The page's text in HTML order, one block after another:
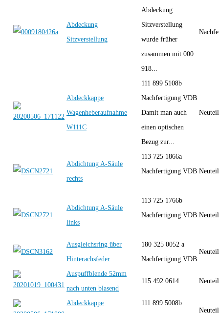
Abdeckung
Sitzverstellung
Abdeckung
Sitzverstellung
wurde früher
zusammen mit 000
918...
Abdeckkappe
Wagenheberaufnahme
W111C
111 899 5108b
Nachfertigung VDB
Damit man auch
einen optischen
Bezug zur...
Abdichtung A-Säule
rechts
113 725 1866a
Nachfertigung VDB
Abdichtung A-Säule
links
113 725 1766b
Nachfertigung VDB
Ausgleichsring über
Hinterachsfeder
180 325 0052 a
Nachfertigung VDB
Auspuffblende 52mm
nach unten blasend
115 492 0614
Abdeckkappe
111 899 5008b